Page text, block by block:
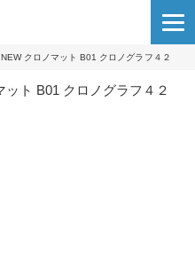
NEW クロノマット B01 クロノグラフ４２